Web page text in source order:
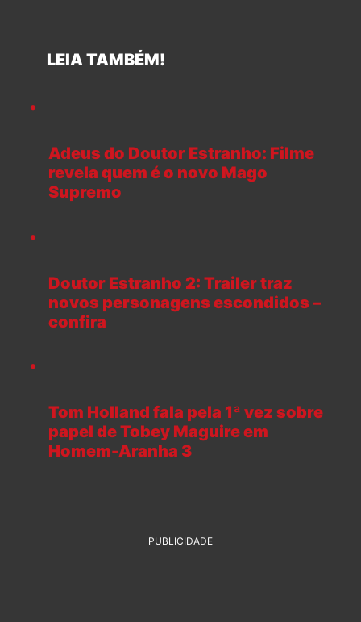
LEIA TAMBÉM!
Adeus do Doutor Estranho: Filme
revela quem é o novo Mago
Supremo
Doutor Estranho 2: Trailer traz
novos personagens escondidos –
confira
Tom Holland fala pela 1ª vez sobre
papel de Tobey Maguire em
Homem-Aranha 3
PUBLICIDADE